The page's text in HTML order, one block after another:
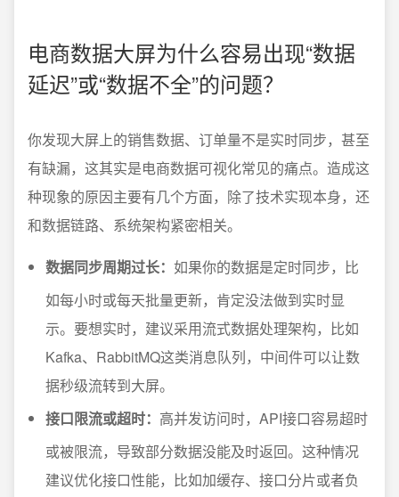
电商数据大屏为什么容易出现“数据
延迟”或“数据不全”的问题？
你发现大屏上的销售数据、订单量不是实时同步，甚至
有缺漏，这其实是电商数据可视化常见的痛点。造成这
种现象的原因主要有几个方面，除了技术实现本身，还
和数据链路、系统架构紧密相关。
数据同步周期过长： 如果你的数据是定时同步，比
如每小时或每天批量更新，肯定没法做到实时显
示。要想实时，建议采用流式数据处理架构，比如
Kafka、RabbitMQ这类消息队列，中间件可以让数
据秒级流转到大屏。
接口限流或超时： 高并发访问时，API接口容易超时
或被限流，导致部分数据没能及时返回。这种情况
建议优化接口性能，比如加缓存、接口分片或者负